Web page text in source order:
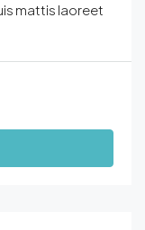
mattis laoreet